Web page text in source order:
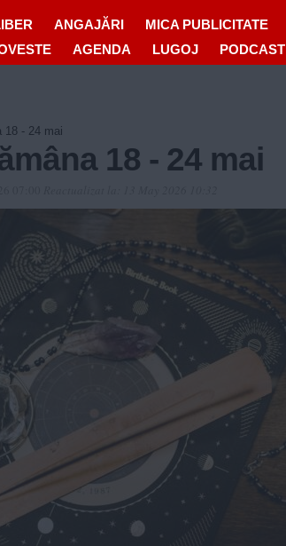
ANGAJĂRI MICA PUBLICITATE
AGENDA LUGOJ PODCAST
18 - 24 mai
18 - 24 mai